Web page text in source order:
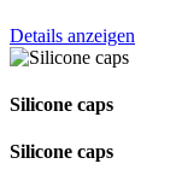
Details anzeigen
Silicone caps
Silicone caps